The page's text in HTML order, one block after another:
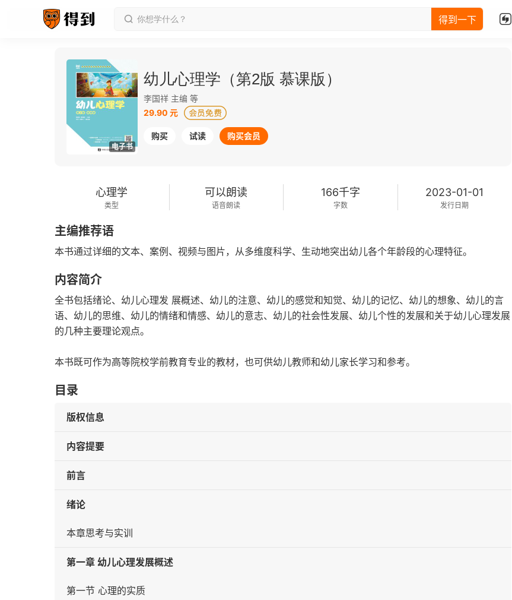
得到一下
电子书
幼儿心理学（第2版 慕课版）
李国祥 主编 等
29.90 元
购买 试读 购买会员
心理学
类型
可以朗读
语音朗读
166千字
字数
2023-01-01
发行日期
主编推荐语
本书通过详细的文本、案例、视频与图片，从多维度科学、生动地突出幼儿各个年龄段的心理特征。
内容简介
全书包括绪论、幼儿心理发 展概述、幼儿的注意、幼儿的感觉和知觉、幼儿的记忆、幼儿的想象、幼儿的言
语、幼儿的思维、幼儿的情绪和情感、幼儿的意志、幼儿的社会性发展、幼儿个性的发展和关于幼儿心理发展
的几种主要理论观点。
本书既可作为高等院校学前教育专业的教材，也可供幼儿教师和幼儿家长学习和参考。
目录
版权信息
内容提要
前言
绪论
本章思考与实训
第一章 幼儿心理发展概述
第一节 心理的实质